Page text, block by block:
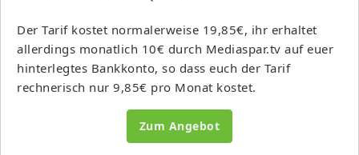
Der Tarif kostet normalerweise 19,85€, ihr erhaltet
allerdings monatlich 10€ durch Mediaspar.tv auf euer
hinterlegtes Bankkonto, so dass euch der Tarif
rechnerisch nur 9,85€ pro Monat kostet.
Zum Angebot